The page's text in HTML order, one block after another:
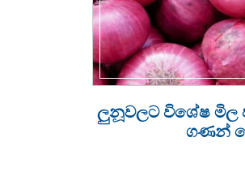
ලුනූවලට විශේෂ මිල
ගණන්